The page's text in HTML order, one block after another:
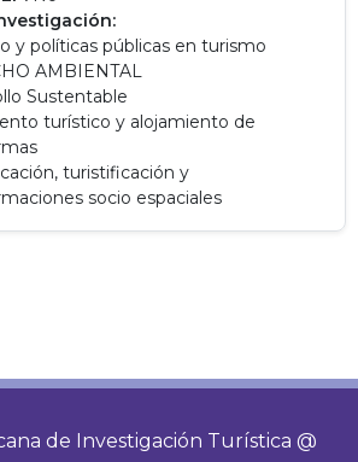
y políticas públicas en turismo
AMBIENTAL
Sustentable
turístico y alojamiento de
turistificación y
socio espaciales
de Investigación Turística @